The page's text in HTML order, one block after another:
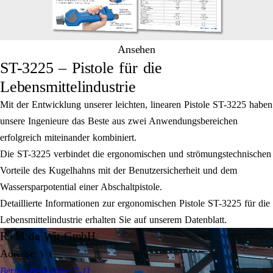
Ansehen
ST-3225 – Pistole für die
Lebensmittelindustrie
Mit der Entwicklung unserer leichten, linearen Pistole ST-3225 haben
unsere Ingenieure das Beste aus zwei Anwendungsbereichen
erfolgreich miteinander kombiniert.
Die ST-3225 verbindet die ergonomischen und strömungstechnischen
Vorteile des Kugelhahns mit der Benutzersicherheit und dem
Wassersparpotential einer Abschaltpistole.
Detaillierte Informationen zur ergonomischen Pistole ST-3225 für die
Lebensmittelindustrie erhalten Sie auf unserem Datenblatt.
R+M de Wit GmbH
Adresse
Bertha-Benz-Allee 7-11